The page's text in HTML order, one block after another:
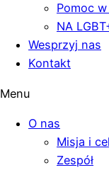
Pomoc
NA
Wesprzyj nas
Kontakt
Menu
O nas
Misja i
Zespół